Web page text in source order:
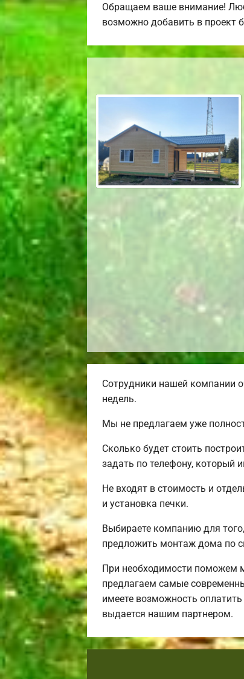
Обращаем ваше внимание!
возможно добавить в проект
Сотрудники нашей компании
недель.
Мы не предлагаем уже
Сколько будет стоить
задать по телефону, который
Не входят в стоимость и
и установка печки.
Выбираете компанию для
предложить монтаж дома по
При необходимости поможем
предлагаем самые
имеете возможность
выдается нашим партнером.